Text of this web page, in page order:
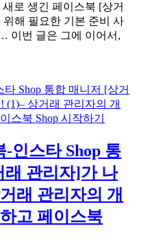
로 생긴 페이스북 [상거
해 필요한 기본 준비 사
이번 글은 그에 이어서,
인스타 Shop 통
래 관리자]가 나
래 관리자의 개
고 페이스북